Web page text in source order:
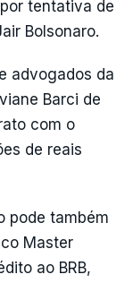
tentativa de
Bolsonaro.
advogados da
Barci de
com o
de reais
pode também
Master
ao BRB,